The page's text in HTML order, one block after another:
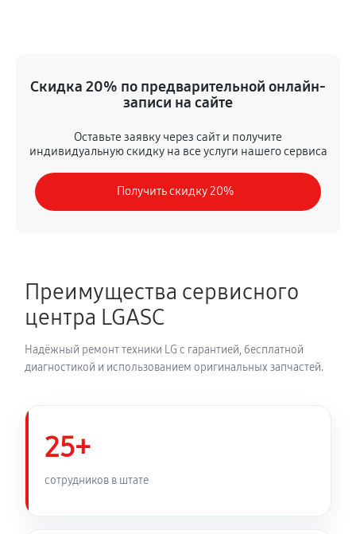
Замена шлейфа аудиосистемы LG NB3540
50 минут
Замена разъема питания
900 руб 40 минут
Замена динамика аудиосистемы LG NB3540
1350 руб
Обновление ПО аудиосистемы LG NB3540
Замена корпуса аудиосистемы LG NB3540
Скидка 20% по предварительной онлайн-
записи на сайте
Оставьте заявку через сайт и получите
индивидуальную скидку на все услуги нашего сервиса
Получить скидку 20%
Преимущества сервисного
центра LGASC
Надёжный ремонт техники LG с гарантией, бесплатной
диагностикой и использованием оригинальных запчастей.
25+
сотрудников в штате